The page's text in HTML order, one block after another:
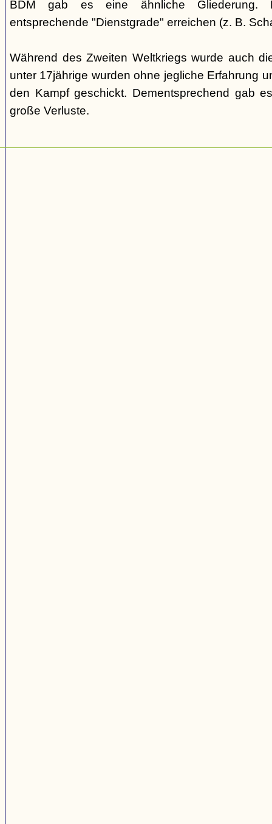
BDM gab es eine ähnliche Gliederung.
entsprechende "Dienstgrade" erreichen (z. B.
Während des Zweiten Weltkriegs wurde auch
unter 17jährige wurden ohne jegliche Erfahrung
den Kampf geschickt. Dementsprechend gab
große Verluste.